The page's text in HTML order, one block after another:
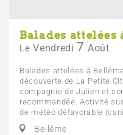
Balades attelées
Le Vendredi 7 Août
Balades attelées à
découverte de La Petite
compagnie de Julien et
recommandée. Activité
de météo défavorable
Bellême